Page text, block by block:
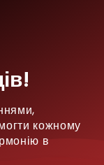
кожному
в